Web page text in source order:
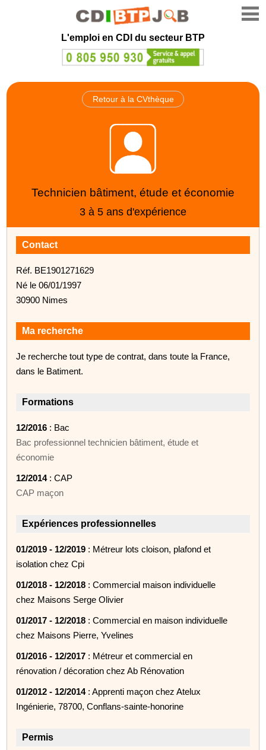
L'emploi en CDI du secteur BTP
Retour à la CVthèque
Technicien bâtiment, étude et économie
3 à 5 ans d'expérience
Contact
Réf. BE1901271629
Né le 06/01/1997
30900 Nimes
Ma recherche
Je recherche tout type de contrat, dans toute la France,
dans le Batiment.
Formations
12/2016 : Bac
Bac professionnel technicien bâtiment, étude et
économie
12/2014: CAP
CAP maçon
Expériences professionnelles
01/2019 - 12/2019 : Métreur lots cloison, plafond et
isolation chez Cpi
01/2018 - 12/2018 : Commercial maison individuelle
chez Maisons Serge Olivier
01/2017 - 12/2018 : Commercial en maison individuelle
chez Maisons Pierre, Yvelines
01/2016 - 12/2017 : Métreur et commercial en
rénovation / décoration chez Ab Rénovation
01/2012 - 12/2014: Apprenti maçon chez Atelux
Ingénierie, 78700, Conflans-sainte-honorine
Permis